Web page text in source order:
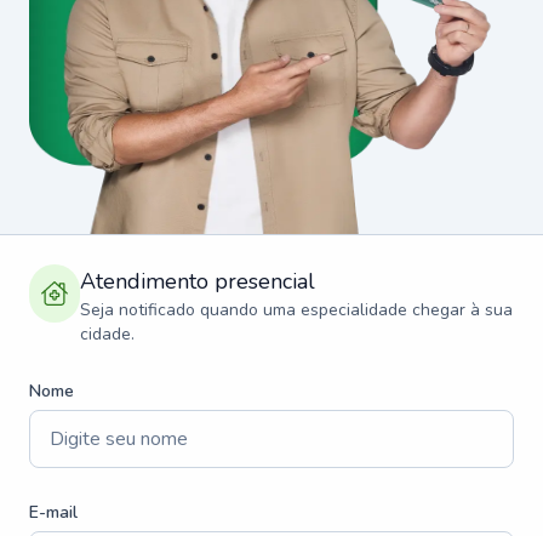
Atendimento presencial
Seja notificado quando uma especialidade chegar à sua
cidade.
Nome
E-mail